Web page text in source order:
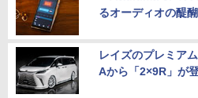
るオーディオの醍
レイズのプレミア
Aから「2×9R」が